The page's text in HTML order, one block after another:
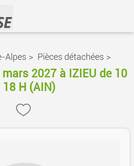
Alpes > Pièces détachées >
2027 à IZIEU de 10
18 H (AIN)